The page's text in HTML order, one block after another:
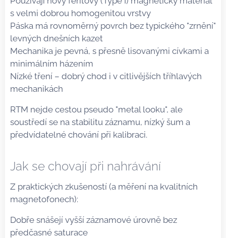
s velmi dobrou homogenitou vrstvy
Páska má rovnoměrný povrch bez typického "zrnění"
levných dnešních kazet
Mechanika je pevná, s přesně lisovanými cívkami a
minimálním házením
Nízké tření – dobrý chod i v citlivějších tříhlavých
mechanikách
RTM nejde cestou pseudo "metal looku", ale
soustředí se na stabilitu záznamu, nízký šum a
předvídatelné chování při kalibraci.
Jak se chovají při nahrávání
Z praktických zkušeností (a měření na kvalitních
magnetofonech):
Dobře snášejí vyšší záznamové úrovně bez
předčasné saturace